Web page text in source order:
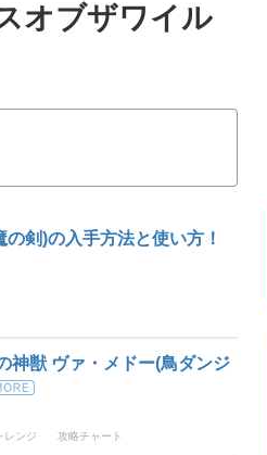
オブザワイル
剣)の入手方法と使い方！
神獣 ヴァ・メドー(鳥ダンジ
レンジ 攻略チャート